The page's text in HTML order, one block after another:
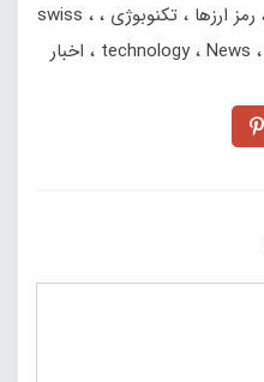
رمز ارزها تکنوبوژی
swiss
technology News اخبار